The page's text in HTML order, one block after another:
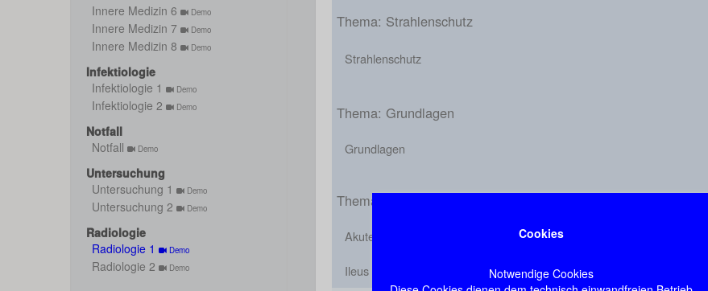
Cookies
Notwendige Cookies
Innere Medizin 6 Demo
Innere Medizin 7 Demo
Innere Medizin 8 Demo
Infektiologie
Infektiologie 1
Demo
Infektiologie 2 Demo
Notfall
Notfall
Demo
Untersuchung
Untersuchung 1
Demo
Untersuchung 2 Demo
Radiologie
Radiologie 1
Demo
Radiologie 2 Demo
Thema: Strahlenschutz
Strahlenschutz
Thema: Grundlagen
Grundlagen
Thema: Abdomen / Gastrointestinaltrakt
Akutes Abdomen
Ileus